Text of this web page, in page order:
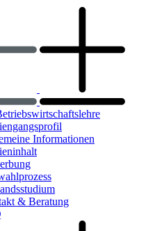
Informationen
& Beratung